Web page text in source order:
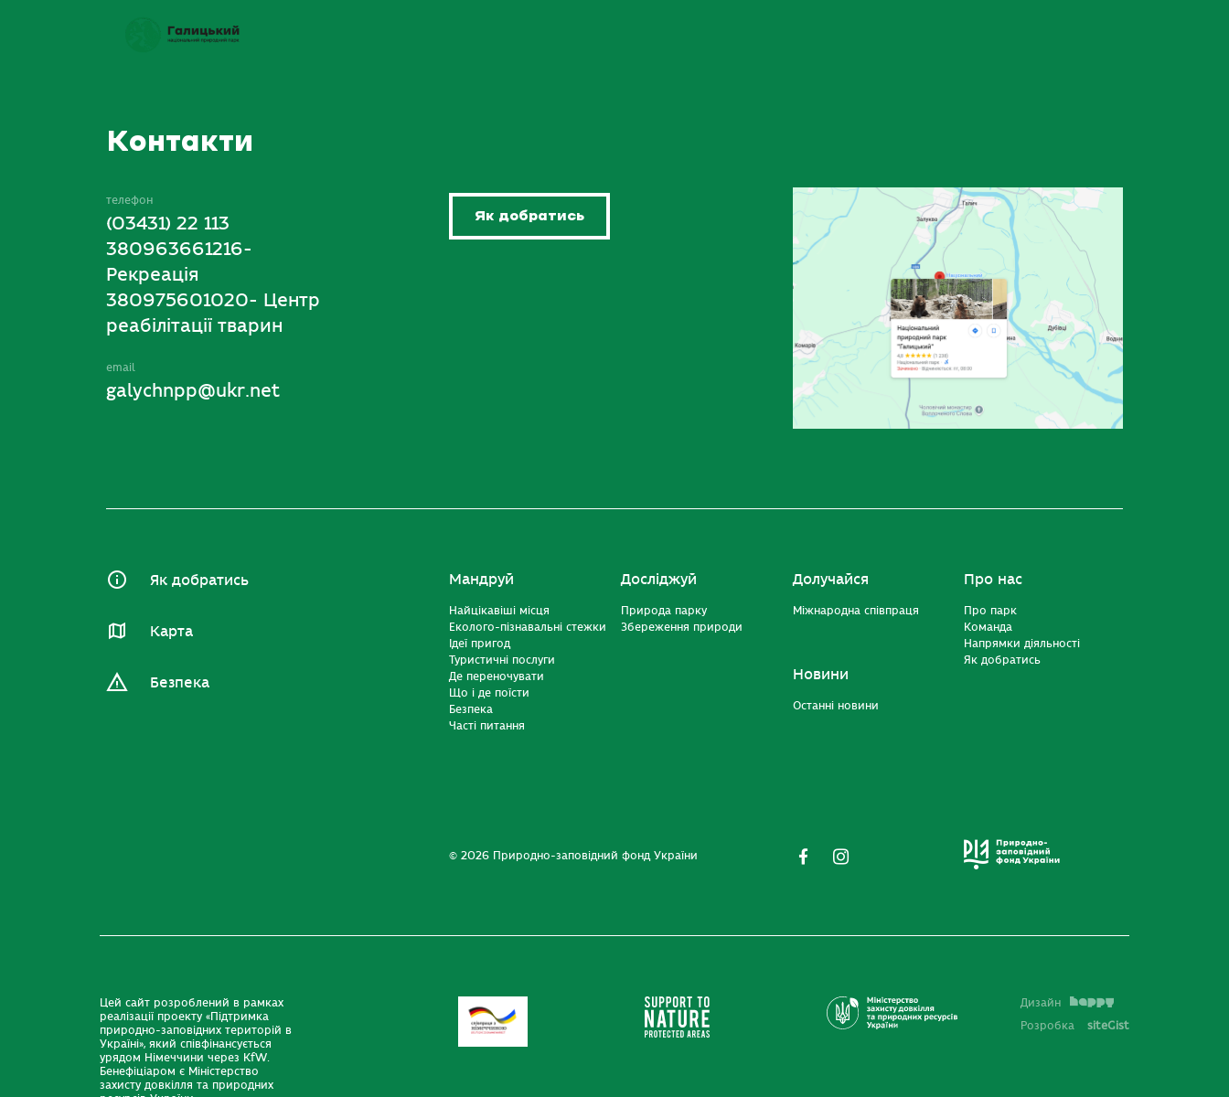
Контакти
телефон
(03431) 22 113
380963661216-
Рекреація
380975601020- Центр
реабілітації тварин
email
galychnpp@ukr.net
Як добратись
Як добратись
Карта
Безпека
Мандруй
Найцікавіші місця
Еколого-пізнавальні стежки
Ідеї пригод
Туристичні послуги
Де переночувати
Що і де поїсти
Безпека
Часті питання
Досліджуй
Природа парку
Збереження природи
Долучайся
Міжнародна співпраця
Новини
Останні новини
Про нас
Про парк
Команда
Напрямки діяльності
Як добратись
© 2026 Природно-заповідний фонд України
Цей сайт розроблений в рамках
реалізації проекту «Підтримка
природно-заповідних територій в
Україні», який співфінансується
урядом Німеччини через KfW.
Бенефіціаром є Міністерство
захисту довкілля та природних
Дизайн
Розробка
siteGist